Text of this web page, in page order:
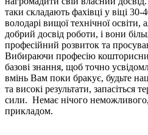
таки складають фахівці у віці
володарі вищої технічної
добрий досвід роботи, і вони
професійний розвиток та
Вибираючи професію
базові знання, щоб точно
вмінь Вам поки бракує, будьте
та високі результати, запасіться
сили. Немає нічого неможливого,
прикладом.